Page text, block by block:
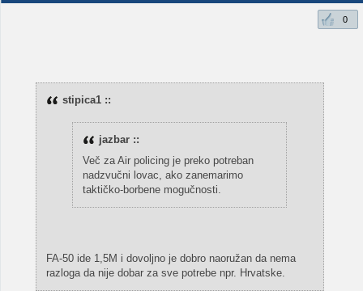
0
stipica1 ::
jazbar ::
Več za Air policing je preko potreban
nadzvučni lovac, ako zanemarimo
taktičko-borbene mogučnosti.
FA-50 ide 1,5M i dovoljno je dobro naoružan da nema
razloga da nije dobar za sve potrebe npr. Hrvatske.